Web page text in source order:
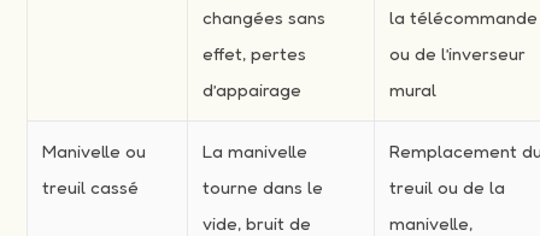
changées sans
effet, pertes
d’appairage
la télécommande
ou de l’inverseur
mural
Manivelle ou
treuil cassé
La manivelle
tourne dans le
vide, bruit de
Remplacement
treuil ou de la
manivelle,